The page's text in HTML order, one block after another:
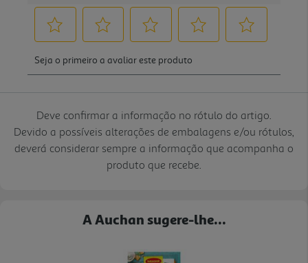
Deve confirmar a informação no rótulo do artigo.
Devido a possíveis alterações de embalagens e/ou rótulos,
deverá considerar sempre a informação que acompanha o
produto que recebe.
A Auchan sugere-lhe...